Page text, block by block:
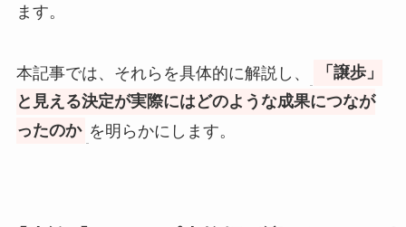
ます。
本記事では、それらを具体的に解説し、
「譲歩」
と見える決定が実際にはどのような成果につなが
ったのか を明らかにします。